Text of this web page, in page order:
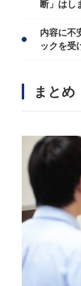
断」はし
内容に不
ックを受
まとめ